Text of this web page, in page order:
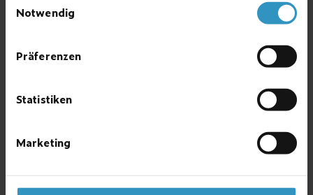
Notwendig
Präferenzen
Statistiken
Marketing
Подвешенный на карданном шарнире измерительный
прибор — для компенсации сильной качки на судах при